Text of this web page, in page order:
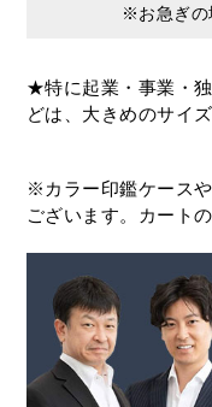
※お急ぎの
★特に起業・事業・
どは、大きめのサイ
※カラー印鑑ケース
ございます。カート